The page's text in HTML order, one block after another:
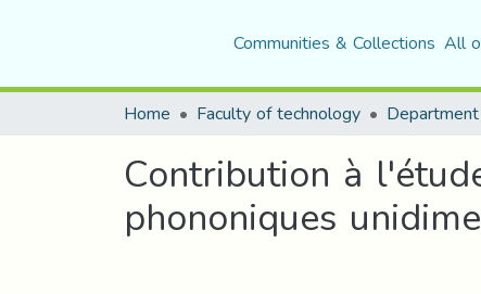
Communities & Collections All
Home Faculty of technology
Contribution à
phononiques